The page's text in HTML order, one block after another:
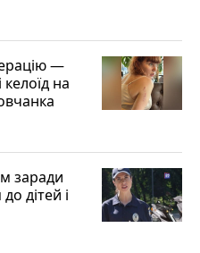
—
келоїд на
заради
дітей і